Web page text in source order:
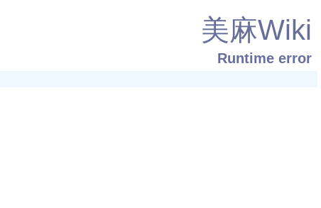
美麻Wiki
Runtime error